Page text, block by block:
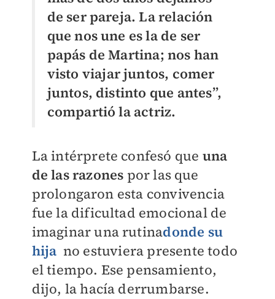
de ser pareja. La relación
que nos une es la de ser
papás de Martina; nos han
visto viajar juntos, comer
juntos, distinto que antes”,
compartió la actriz.
La intérprete confesó que una
de las razones por las que
prolongaron esta convivencia
fue la dificultad emocional de
imaginar una rutinadonde su
hija no estuviera presente todo
el tiempo. Ese pensamiento,
dijo, la hacía derrumbarse.